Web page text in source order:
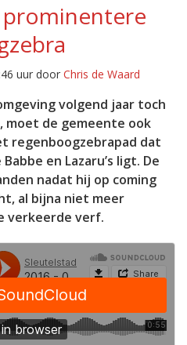
prominentere
uur door Chris de Waard
volgend jaar toch
de gemeente ook
regenboogzebrapad dat
en Lazaru’s ligt. De
nadat hij op coming
al bijna niet meer
verkeerde verf.